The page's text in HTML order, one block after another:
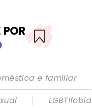
e familiar
|
LGBTIfobia